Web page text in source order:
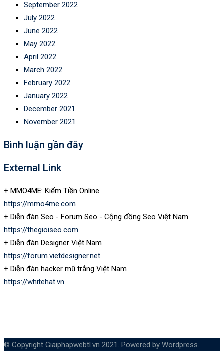
September 2022
July 2022
June 2022
May 2022
April 2022
March 2022
February 2022
January 2022
December 2021
November 2021
Bình luận gần đây
External Link
+ MMO4ME: Kiếm Tiền Online
https://mmo4me.com
+ Diễn đàn Seo - Forum Seo - Cộng đồng Seo Việt Nam
https://thegioiseo.com
+ Diễn đàn Designer Việt Nam
https://forum.vietdesigner.net
+ Diễn đàn hacker mũ trắng Việt Nam
https://whitehat.vn
© Copyright Giaiphapwebtl.vn 2021. Powered by Wordpress.